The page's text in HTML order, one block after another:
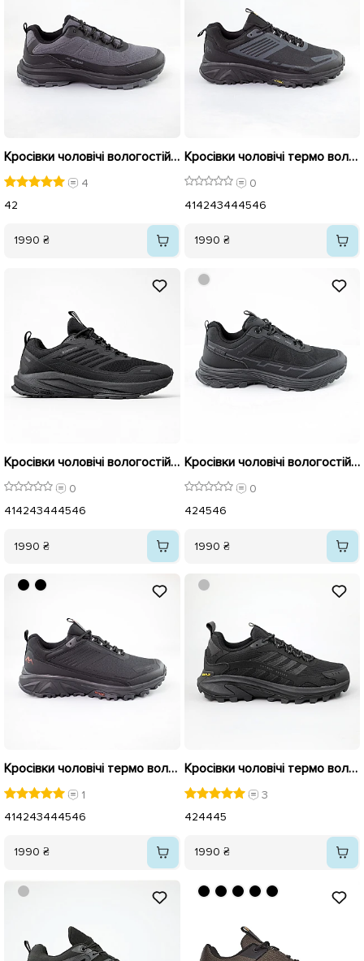
Кросівки чоловічі вологостійкі термо 593173 Сірі
4
42
1990 ₴
Кросівки чоловічі термо вологостійкі 593164 Чорні
0
414243444546
1990 ₴
Кросівки чоловічі вологостійкі термо 593045 Чорні
0
414243444546
1990 ₴
Кросівки чоловічі вологостійкі термо 593056 Чорні
0
424546
1990 ₴
Кросівки чоловічі термо вологостійкі 592764 Чорні
1
414243444546
1990 ₴
Кросівки чоловічі термо вологостійкі 590318 Чорні
3
424445
1990 ₴